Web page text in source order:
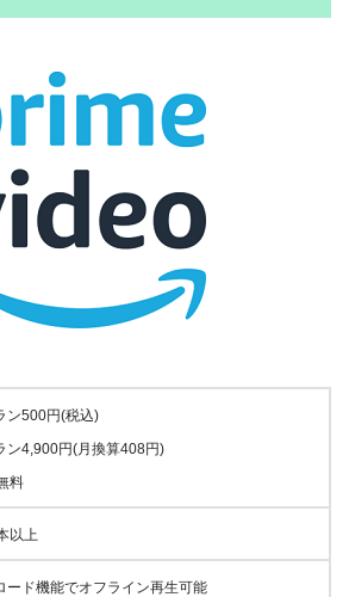
ン500円(税込)
ン4,900円(月換算408円)
料
以上
ード機能でオフライン再生可能